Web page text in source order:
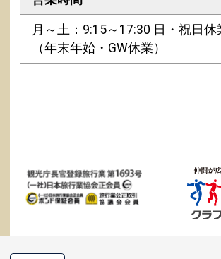
月～土：9:15～17:30 日・祝日休
（年末年始・GW休業）